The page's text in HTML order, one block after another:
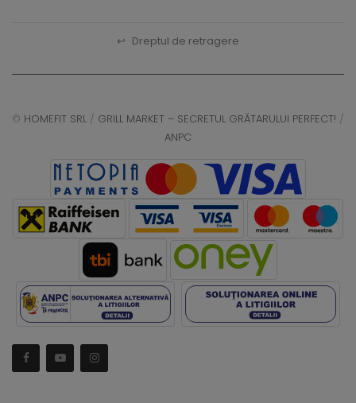
↩ Dreptul de retragere
© HOMEFIT SRL / GRILL MARKET – SECRETUL GRĂTARULUI PERFECT! /
ANPC